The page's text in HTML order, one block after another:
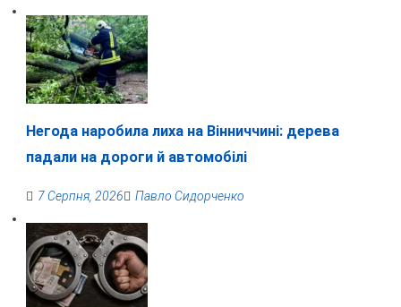
Негода наробила лиха на Вінниччині: дерева
падали на дороги й автомобілі
7 Серпня, 2026 Павло Сидорченко